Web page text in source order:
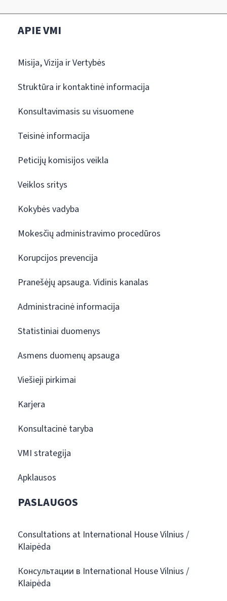
APIE VMI
Misija, Vizija ir Vertybės
Struktūra ir kontaktinė informacija
Konsultavimasis su visuomene
Teisinė informacija
Peticijų komisijos veikla
Veiklos sritys
Kokybės vadyba
Mokesčių administravimo procedūros
Korupcijos prevencija
Pranešėjų apsauga. Vidinis kanalas
Administracinė informacija
Statistiniai duomenys
Asmens duomenų apsauga
Viešieji pirkimai
Karjera
Konsultacinė taryba
VMI strategija
Apklausos
PASLAUGOS
Consultations at International House Vilnius /
Klaipėda
Консультации в International House Vilnius /
Klaipėda